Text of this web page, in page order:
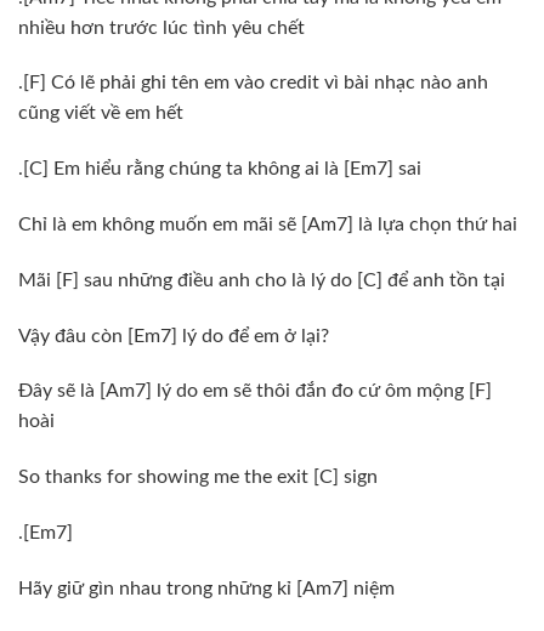
nhiều hơn trước lúc tình yêu chết
.[F] Có lẽ phải ghi tên em vào credit vì bài nhạc nào anh
cũng viết về em hết
.[C] Em hiểu rằng chúng ta không ai là [Em7] sai
Chỉ là em không muốn em mãi sẽ [Am7] là lựa chọn thứ hai
Mãi [F] sau những điều anh cho là lý do [C] để anh tồn tại
Vậy đâu còn [Em7] lý do để em ở lại?
Đây sẽ là [Am7] lý do em sẽ thôi đắn đo cứ ôm mộng [F]
hoài
So thanks for showing me the exit [C] sign
.[Em7]
Hãy giữ gìn nhau trong những kỉ [Am7] niệm